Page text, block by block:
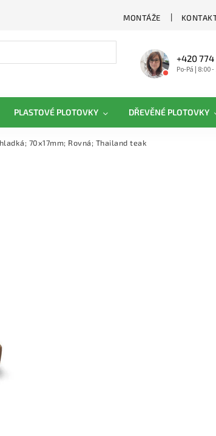
MONTÁŽE
+420
Po-Pá | 8:00
PLASTOVÉ PLOTOVKY DŘEVĚNÉ PLOTOVKY
70x17mm; Rovná; Thailand teak